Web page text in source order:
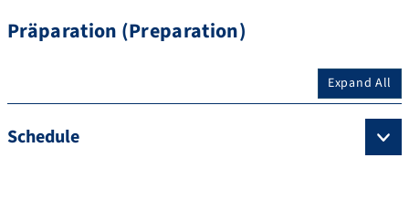
Präparation (Preparation)
Expand All
Schedule